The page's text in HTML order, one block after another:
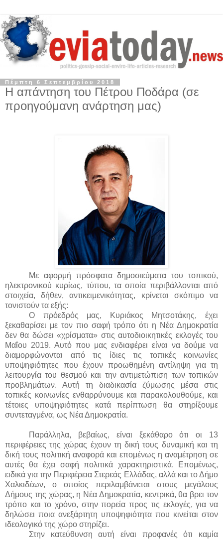
Πέμπτη 6 Σεπτεμβρίου 2018
Η απάντηση του Πέτρου Ποδάρα (σε
προηγούμανη ανάρτηση μας)
Με αφορμή πρόσφατα δημοσιεύματα του τοπικού,
ηλεκτρονικού κυρίως, τύπου, τα οποία περιβάλλονται από
στοιχεία, δήθεν, αντικειμενικότητας, κρίνεται σκόπιμο να
τονιστούν τα εξής:
Ο πρόεδρός μας, Κυριάκος Μητσοτάκης, έχει
ξεκαθαρίσει με τον πιο σαφή τρόπο ότι η Νέα Δημοκρατία
δεν θα δώσει «χρίσματα» στις αυτοδιοικητικές εκλογές του
Μαΐου 2019. Αυτό που μας ενδιαφέρει είναι να δούμε να
διαμορφώνονται από τις ίδιες τις τοπικές κοινωνίες
υποψηφιότητες που έχουν προωθημένη αντίληψη για τη
λειτουργία του θεσμού και την αντιμετώπιση των τοπικών
προβλημάτων. Αυτή τη διαδικασία ζύμωσης μέσα στις
τοπικές κοινωνίες ενθαρρύνουμε και παρακολουθούμε, και
τέτοιες υποψηφιότητες κατά περίπτωση θα στηρίξουμε
συντεταγμένα, ως Νέα Δημοκρατία.
Παράλληλα, βεβαίως, είναι ξεκάθαρο ότι οι 13
περιφέρειες της χώρας έχουν τη δική τους δυναμική και τη
δική τους πολιτική αναφορά και επομένως η αναμέτρηση σε
αυτές θα έχει σαφή πολιτικά χαρακτηριστικά. Επομένως,
ειδικά για την Περιφέρεια Στερεάς Ελλάδας, αλλά και το Δήμο
Χαλκιδέων, ο οποίος περιλαμβάνεται στους μεγάλους
Δήμους της χώρας, η Νέα Δημοκρατία, κεντρικά, θα βρει τον
τρόπο και το χρόνο, στην πορεία προς τις εκλογές, για να
δηλώσει ποια ανεξάρτητη υποψηφιότητα που κινείται στον
ιδεολογικό της χώρο στηρίζει.
Στην κατεύθυνση αυτή είναι προφανές ότι καμία